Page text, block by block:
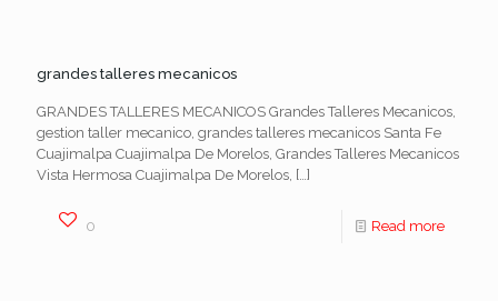
grandes talleres mecanicos
GRANDES TALLERES MECANICOS Grandes Talleres Mecanicos,
gestion taller mecanico, grandes talleres mecanicos Santa Fe
Cuajimalpa Cuajimalpa De Morelos, Grandes Talleres Mecanicos
Vista Hermosa Cuajimalpa De Morelos, […]
0 Read more